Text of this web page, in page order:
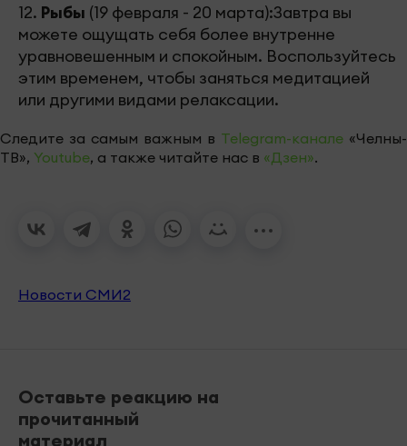
12. Рыбы (19 февраля - 20 марта):Завтра вы
можете ощущать себя более внутренне
уравновешенным и спокойным. Воспользуйтесь
этим временем, чтобы заняться медитацией
или другими видами релаксации.
Следите за самым важным в Telegram-канале «Челны-
ТВ», Youtube, а также читайте нас в «Дзен».
Новости СМИ2
Оставьте реакцию на
прочитанный
материал